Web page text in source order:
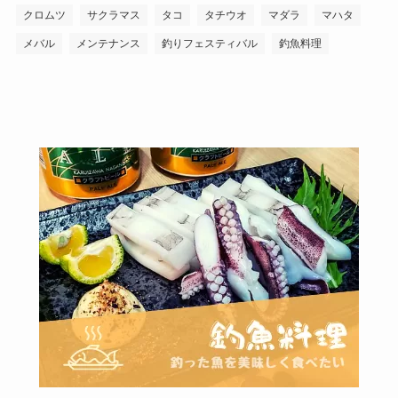
クロムツ サクラマス タコ タチウオ マダラ マハタ
メバル メンテナンス 釣りフェスティバル 釣魚料理